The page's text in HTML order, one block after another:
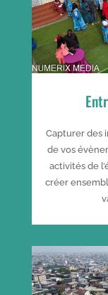
Capturer des
de vos
activités de
créer